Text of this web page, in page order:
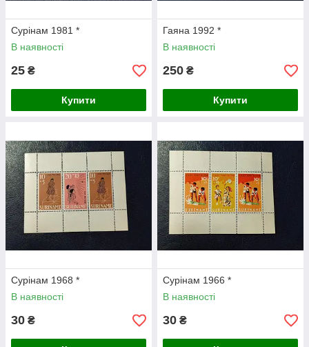
Сурінам 1981 *
В наявності
25 ₴
Купити
Гаяна 1992 *
В наявності
250 ₴
Купити
Сурінам 1968 *
В наявності
30 ₴
Сурінам 1966 *
В наявності
30 ₴